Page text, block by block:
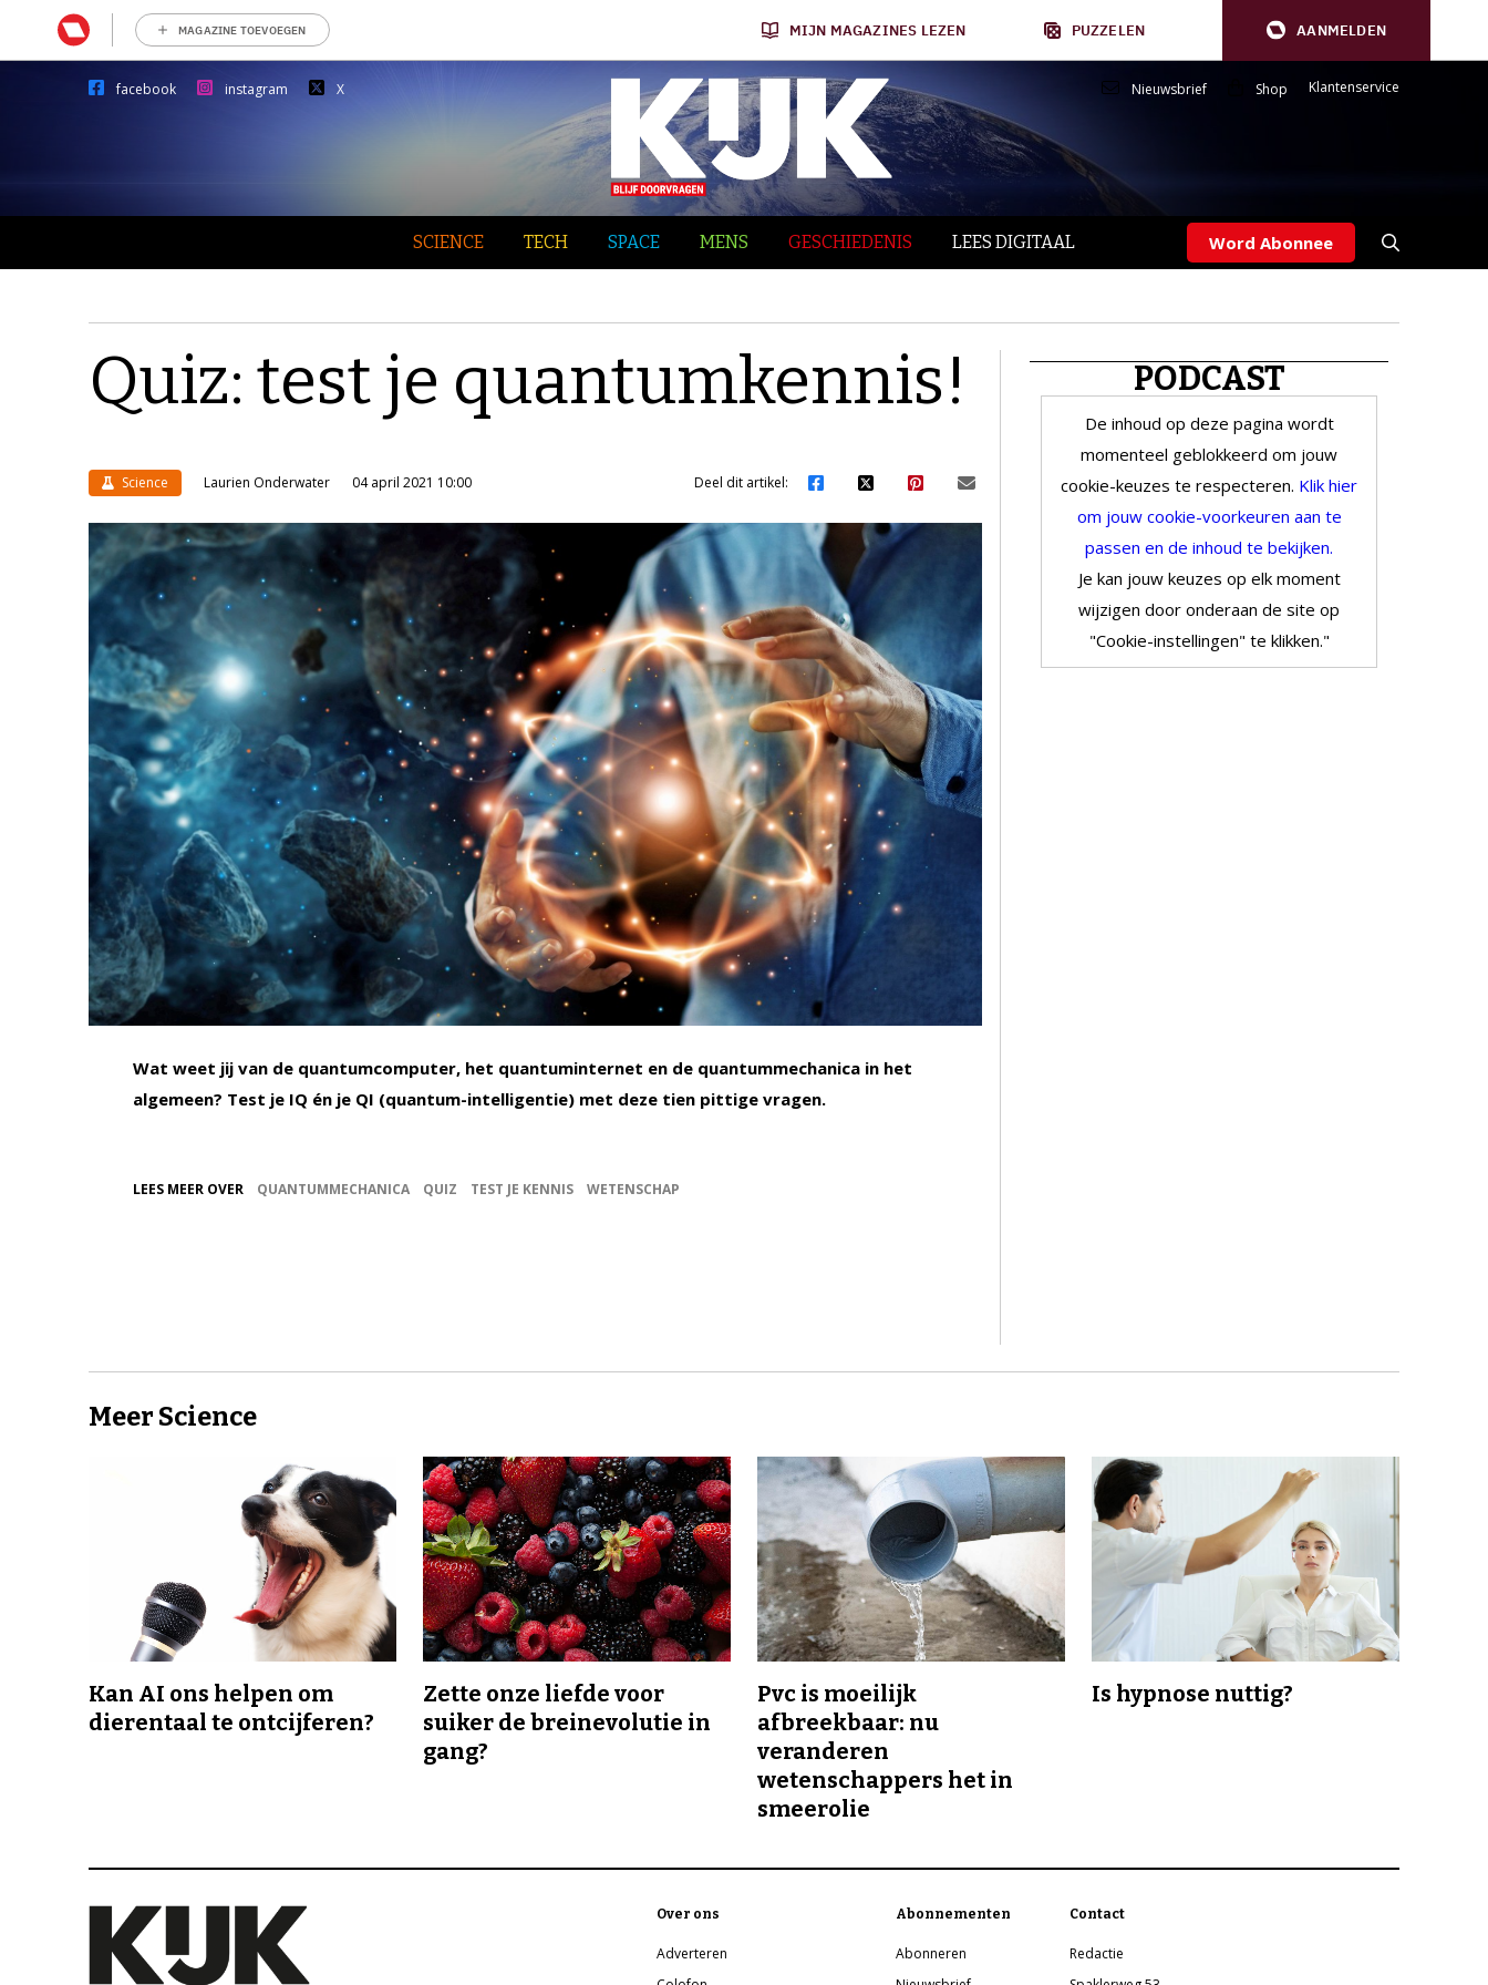
MAGAZINE TOEVOEGEN MIJN MAGAZINES LEZEN PUZZELEN AANMELDEN
facebook instagram X Nieuwsbrief Shop Klantenservice
SCIENCE TECH SPACE MENS GESCHIEDENIS LEES DIGITAAL Word Abonnee
Quiz: test je quantumkennis!
Science Laurien Onderwater 04 april 2021 10:00 Deel dit artikel:
Wat weet jij van de quantumcomputer, het quantuminternet en de quantummechanica in het
algemeen? Test je IQ én je QI (quantum-intelligentie) met deze tien pittige vragen.
LEES MEER OVER QUANTUMMECHANICA QUIZ TEST JE KENNIS WETENSCHAP
PODCAST
De inhoud op deze pagina wordt
momenteel geblokkeerd om jouw
cookie-keuzes te respecteren. Klik hier
om jouw cookie-voorkeuren aan te
passen en de inhoud te bekijken.
Je kan jouw keuzes op elk moment
wijzigen door onderaan de site op
"Cookie-instellingen" te klikken."
Meer Science
Kan AI ons helpen om
dierentaal te ontcijferen?
Zette onze liefde voor
suiker de breinevolutie in
gang?
Pvc is moeilijk
afbreekbaar: nu
veranderen
wetenschappers het in
smeerolie
Is hypnose nuttig?
Over ons
Adverteren
Abonnementen
Abonneren
Contact
Redactie